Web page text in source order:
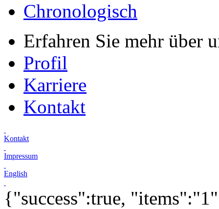
Chronologisch
Erfahren Sie mehr über
Profil
Karriere
Kontakt
Kontakt
Impressum
English
{"success":true,